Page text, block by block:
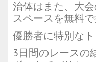
治体はまた、大
スペースを無料で
優勝者に特別な
3日間のレースの